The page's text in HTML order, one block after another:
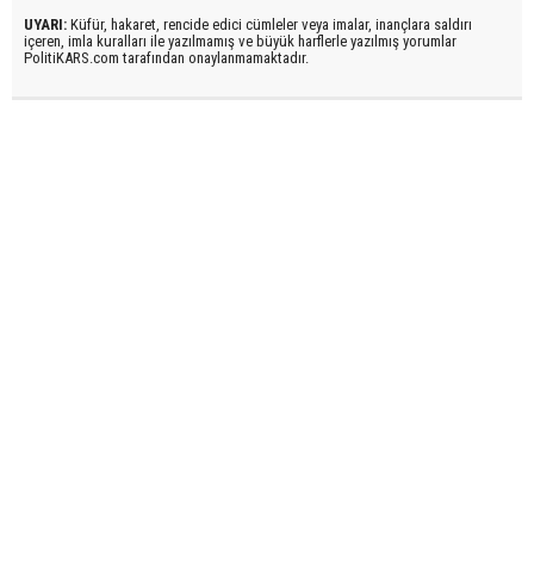
UYARI: Küfür, hakaret, rencide edici cümleler veya imalar, inançlara saldırı
içeren, imla kuralları ile yazılmamış ve büyük harflerle yazılmış yorumlar
PolitiKARS.com tarafından onaylanmamaktadır.